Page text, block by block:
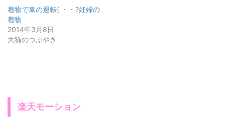
着物で車の運転( ・・?妊婦の
着物
2014年3月8日
大猫のつぶやき
楽天モーション